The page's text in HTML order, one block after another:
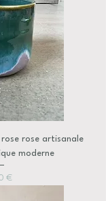
rose rose artisanale
moderne
€